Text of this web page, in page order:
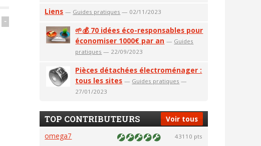
-
Liens — Guides pratiques — 02/11/2023
🌱💰 70 idées éco-responsables pour
économiser 1000€ par an — Guides
pratiques — 22/09/2023
Pièces détachées électroménager :
tous les sites — Guides pratiques —
27/01/2023
Voir tous
TOP CONTRIBUTEURS
omega7 43110 pts